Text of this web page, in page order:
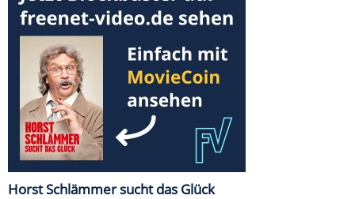
Horst Schlämmer sucht das Glück